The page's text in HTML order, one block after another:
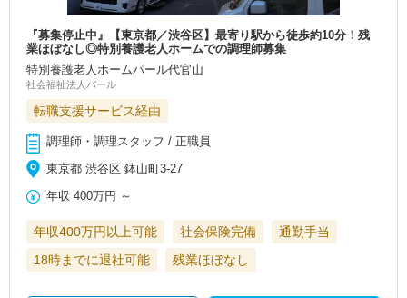
『募集停止中』【東京都／渋谷区】最寄り駅から徒歩約10分！残
業ほぼなし◎特別養護老人ホームでの調理師募集
特別養護老人ホームパール代官山
社会福祉法人パール
転職支援サービス経由
調理師・調理スタッフ / 正職員
東京都 渋谷区 鉢山町3-27
年収 400万円 ～
年収400万円以上可能 社会保険完備
通勤手当
18時までに退社可能
残業ほぼなし